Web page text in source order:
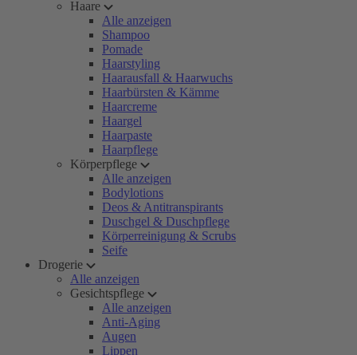
Haare
Alle anzeigen
Shampoo
Pomade
Haarstyling
Haarausfall & Haarwuchs
Haarbürsten & Kämme
Haarcreme
Haargel
Haarpaste
Haarpflege
Körperpflege
Alle anzeigen
Bodylotions
Deos & Antitranspirants
Duschgel & Duschpflege
Körperreinigung & Scrubs
Seife
Drogerie
Alle anzeigen
Gesichtspflege
Alle anzeigen
Anti-Aging
Augen
Lippen